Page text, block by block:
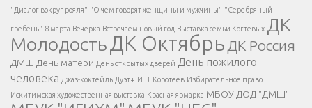
Есть вопрос?
Напишите нам
</span >
"Диалог вокруг рояля" "О чем говорят женщины и мужчины" "Серебряный
гребень" 8 марта Вечёрка Встречаем новый год Выставка семьи Когтевых ДК
МолодостьДК Октябрь ДК Россия
ДМШ День матери День открытых дверей День пожилого
человека Джаз-коктейль Дуэт+ И.В. Коротеев Избирательное право
Искитимская художественная выставка Красная ярмарка МБОУ ДОД "ДМШ"